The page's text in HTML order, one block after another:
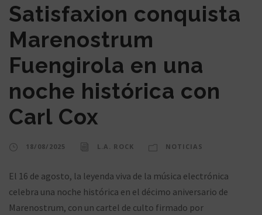
Satisfaxion conquista
Marenostrum
Fuengirola en una
noche histórica con
Carl Cox
18/08/2025 L.A. ROCK NOTICIAS
El 16 de agosto, la leyenda viva de la música electrónica
celebra una noche histórica en el décimo aniversario de
Marenostrum, con un cartel de culto firmado por